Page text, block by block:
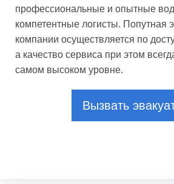
профессиональные и опытные
компетентные логисты. Попутная
компании осуществляется по
а качество сервиса при этом
самом высоком уровне.
Вызвать